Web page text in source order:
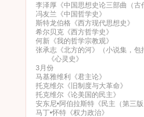
李泽厚《中国思想史论三部曲（古
冯友兰《中国哲学史》
斯特龙伯格《西方现代思想史》
希尔贝克《西方哲学史》
何新《我的哲学宗教观》
张承志《北方的河》（小说集，
《心灵史》
3月份
马基雅维利《君主论》
托克维尔《旧制度与大革命》
托克维尔《论美国的民主》
安东尼•阿伯拉斯特《民主（第三
马丁•怀特《权力政治》